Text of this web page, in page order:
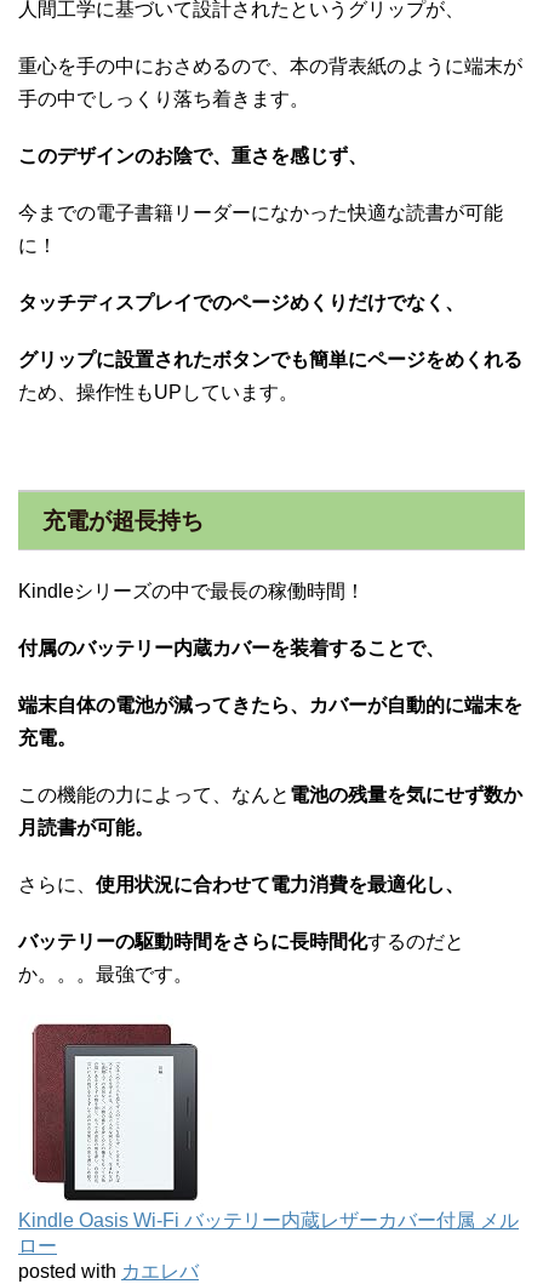
人間工学に基づいて設計されたというグリップが、
重心を手の中におさめるので、本の背表紙のように端末が
手の中でしっくり落ち着きます。
このデザインのお陰で、重さを感じず、
今までの電子書籍リーダーになかった快適な読書が可能
に！
タッチディスプレイでのページめくりだけでなく、
グリップに設置されたボタンでも簡単にページをめくれる
ため、操作性もUPしています。
充電が超長持ち
Kindleシリーズの中で最長の稼働時間！
付属のバッテリー内蔵カバーを装着することで、
端末自体の電池が減ってきたら、カバーが自動的に端末を
充電。
この機能の力によって、なんと 電池の残量を気にせず数か
月読書が可能。
さらに、 使用状況に合わせて電力消費を最適化し、
バッテリーの駆動時間をさらに長時間化するのだと
か。。。最強です。
Kindle Oasis Wi-Fi バッテリー内蔵レザーカバー付属 メル
ロー
posted with カエレバ